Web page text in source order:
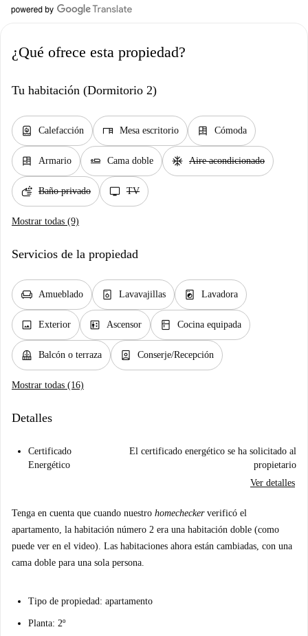
¿Qué ofrece esta propiedad?
Tu habitación (Dormitorio 2)
water_heater Calefacción desk Mesa escritorio dresser Cómoda
dresser Armario airline_seat_flat Cama doble ac_unit Aire acondicionado
soap Baño privado tv TV
Mostrar todas (9)
Servicios de la propiedad
chair Amueblado dishwasher_gen Lavavajillas local_laundry_service Lavadora
image Exterior elevator Ascensor kitchen Cocina equipada
balcony Balcón o terraza person_book Conserje/Recepción
Mostrar todas (16)
Detalles
Certificado
Energético
El certificado energético se ha solicitado al
propietario
Ver detalles
Tenga en cuenta que cuando nuestro homecheckerverificó el
apartamento, la habitación número 2 era una habitación doble (como
puede ver en el video). Las habitaciones ahora están cambiadas, con una
cama doble para una sola persona.
Tipo de propiedad: apartamento
Planta: 2º